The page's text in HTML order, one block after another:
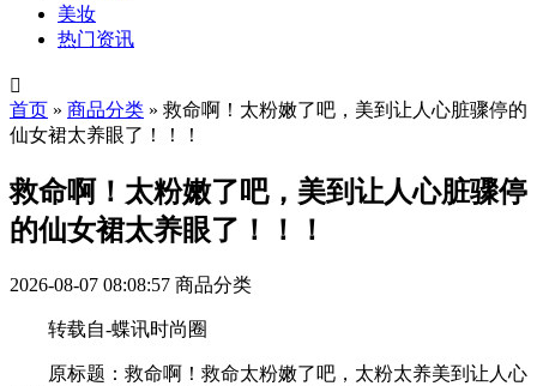
美妆
热门资讯

首页 » 商品分类 » 救命啊！太粉嫩了吧，美到让人心脏骤停的
仙女裙太养眼了！！！
救命啊！太粉嫩了吧，美到让人心脏骤停
的仙女裙太养眼了！！！
2026-08-07 08:08:57 商品分类
转载自-蝶讯时尚圈
原标题：救命啊！救命太粉嫩了吧，太粉太养美到让人心